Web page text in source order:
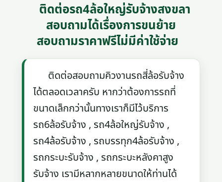
ติดต่อรถ4ล้อใหญ่รับจ้างสงขลา
สอบถามได้เรื่องการขนย้าย
สอบถามราคาฟรีไม่มีค่าใช้จ่าย
ติดต่อสอบถามคิวงานรถสี่ล้อรับจ้าง
ได้ตลอดเวลาครับ หากว่าต้องการรถที่
ขนาดเล็กกว่านั้นทางเราก็มีไว้บริการ
รถ6ล้อรับจ้าง , รถ4ล้อใหญ่รับจ้าง ,
รถ4ล้อรับจ้าง , รถบรรทุก4ล้อรับจ้าง ,
รถกระบะรับจ้าง , รถกระบะหลังคาสูง
รับจ้าง เรามีหลากหลายขนาดให้ท่านได้